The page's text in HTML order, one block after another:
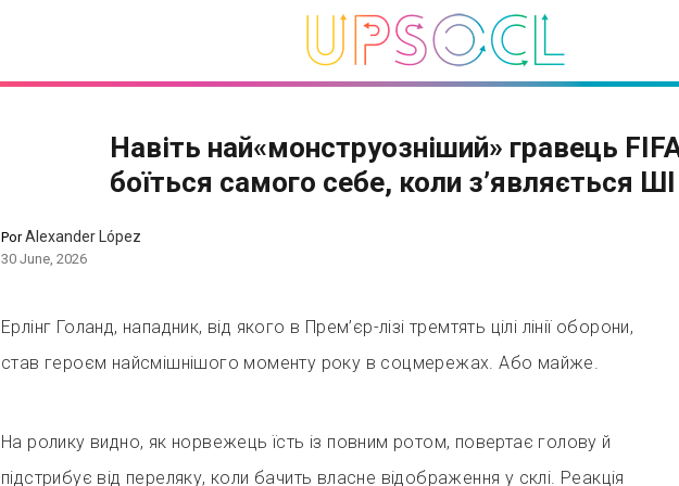
Навіть най«монструозніший» гравець
боїться самого себе, коли з’являється ШІ
PorAlexander López
30 June, 2026
Ерлінг Голанд, нападник, від якого в Прем’єр-лізі тремтять цілі лінії оборони,
став героєм найсмішнішого моменту року в соцмережах. Або майже.
На ролику видно, як норвежець їсть із повним ротом, повертає голову й
підстрибує від переляку, коли бачить власне відображення у склі. Реакція